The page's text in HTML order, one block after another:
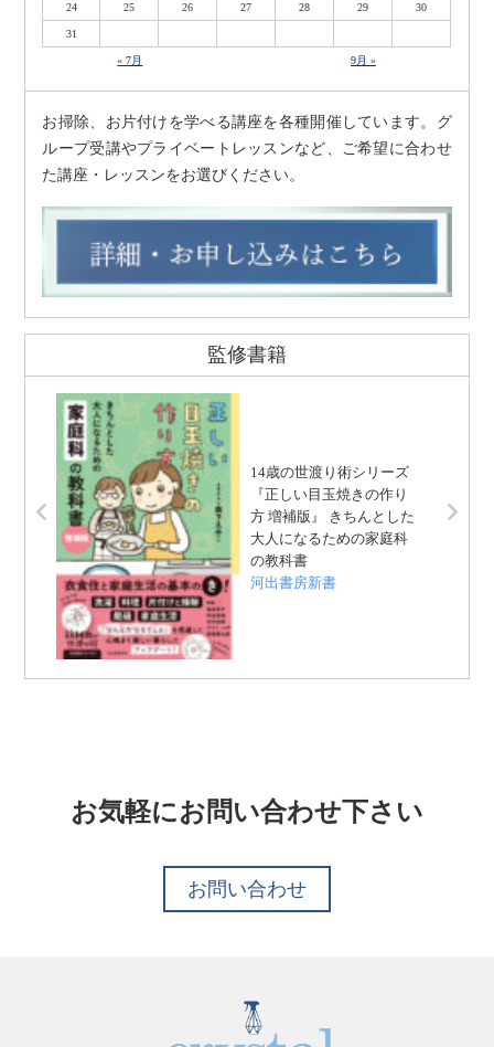
24 25 26 27 28 29 30
31
« 7月 9月 »
お掃除、お片付けを学べる講座を各種開催しています。グ
ループ受講やプライベートレッスンなど、ご希望に合わせ
た講座・レッスンをお選びください。
監修書籍
14歳の世渡り術シリーズ
『正しい目玉焼きの作り
方 増補版』 きちんとした
大人になるための家庭科
の教科書
河出書房新書
お気軽にお問い合わせ下さい
お問い合わせ